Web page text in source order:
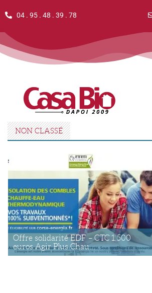
04 . 95 . 48 . 39 . 78
NON CLASSÉ
Offre solidarité EDF – CTC 1.500
euros Agir Plus Chau...